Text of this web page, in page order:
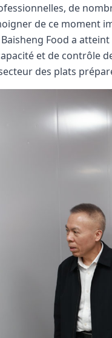
de
de ce moment
Food a
et de contrôle
des plats